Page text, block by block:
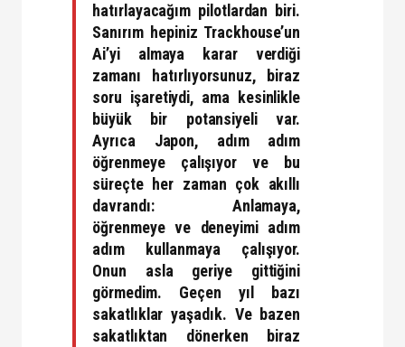
hatırlayacağım pilotlardan biri.
Sanırım hepiniz Trackhouse’un
Ai’yi almaya karar verdiği
zamanı hatırlıyorsunuz, biraz
soru işaretiydi, ama kesinlikle
büyük bir potansiyeli var.
Ayrıca Japon, adım adım
öğrenmeye çalışıyor ve bu
süreçte her zaman çok akıllı
davrandı: Anlamaya,
öğrenmeye ve deneyimi adım
adım kullanmaya çalışıyor.
Onun asla geriye gittiğini
görmedim. Geçen yıl bazı
sakatlıklar yaşadık. Ve bazen
sakatlıktan dönerken biraz